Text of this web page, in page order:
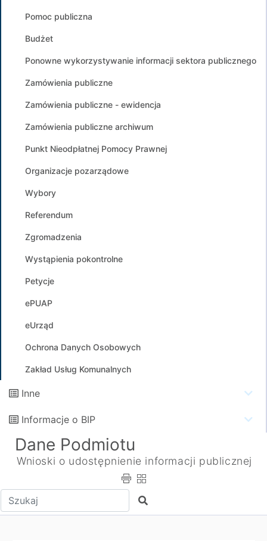
Pomoc publiczna
Budżet
Ponowne wykorzystywanie informacji sektora publicznego
Zamówienia publiczne
Zamówienia publiczne - ewidencja
Zamówienia publiczne archiwum
Punkt Nieodpłatnej Pomocy Prawnej
Organizacje pozarządowe
Wybory
Referendum
Zgromadzenia
Wystąpienia pokontrolne
Petycje
ePUAP
eUrząd
Ochrona Danych Osobowych
Zakład Usług Komunalnych
Inne
Informacje o BIP
Dane Podmiotu
Wnioski o udostępnienie informacji publicznej
Wpisz tekst do wyszukania Szukaj